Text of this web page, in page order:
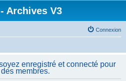
Archives V3
Connexion
enregistré et connecté pour
membres.